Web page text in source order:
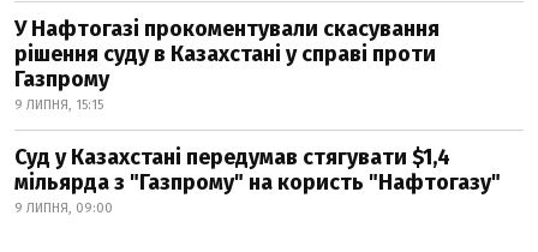
У Нафтогазі прокоментували скасування
рішення суду в Казахстані у справі проти
Газпрому
9 ЛИПНЯ, 15:15
Суд у Казахстані передумав стягувати $1,4
мільярда з "Газпрому" на користь "Нафтогазу"
9 ЛИПНЯ, 09:00